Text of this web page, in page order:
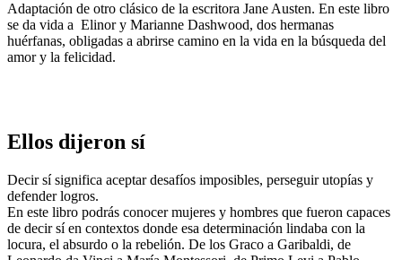
Adaptación de otro clásico de la escritora Jane Austen. En este libro
se da vida a Elinor y Marianne Dashwood, dos hermanas
huérfanas, obligadas a abrirse camino en la vida en la búsqueda del
amor y la felicidad.
Ellos dijeron sí
Decir sí significa aceptar desafíos imposibles, perseguir utopías y
defender logros.
En este libro podrás conocer mujeres y hombres que fueron capaces
de decir sí en contextos donde esa determinación lindaba con la
locura, el absurdo o la rebelión. De los Graco a Garibaldi, de